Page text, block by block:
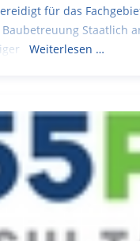
für das
Staatlich
Weiterlesen …